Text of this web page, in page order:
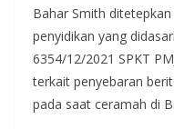
Bahar Smith
penyidikan yang
6354/12/2021 SPKT
terkait penyebaran
pada saat ceramah di